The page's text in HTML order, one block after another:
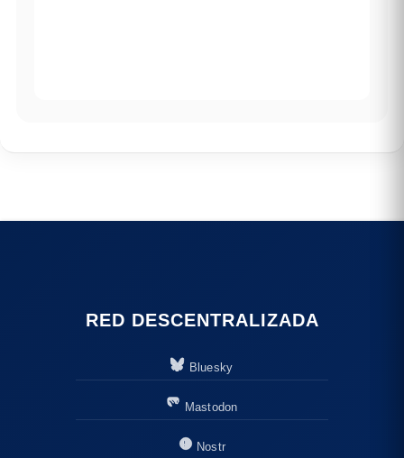
RED DESCENTRALIZADA
Bluesky
Mastodon
Nostr